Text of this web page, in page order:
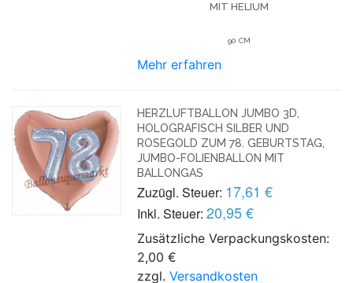
MIT HELIUM
90 CM
Mehr erfahren
HERZLUFTBALLON JUMBO 3D,
HOLOGRAFISCH SILBER UND
ROSEGOLD ZUM 78. GEBURTSTAG,
JUMBO-FOLIENBALLON MIT
BALLONGAS
Zuzügl. Steuer: 17,61 €
Inkl. Steuer: 20,95 €
Zusätzliche Verpackungskosten:
2,00 €
zzgl.Versandkosten